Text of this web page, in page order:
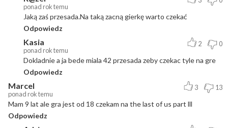
ponad rok temu
Jaką zaś przesada.Na taką zacną gierkę warto czekać
Odpowiedz
Kasia
ponad rok temu
2 0
Dokladnie a ja bede miala 42 przesada zeby czekac tyle na gre
Odpowiedz
Marcel
ponad rok temu
3 13
Mam 9 lat ale gra jest od 18 czekam na the last of us part lll
Odpowiedz